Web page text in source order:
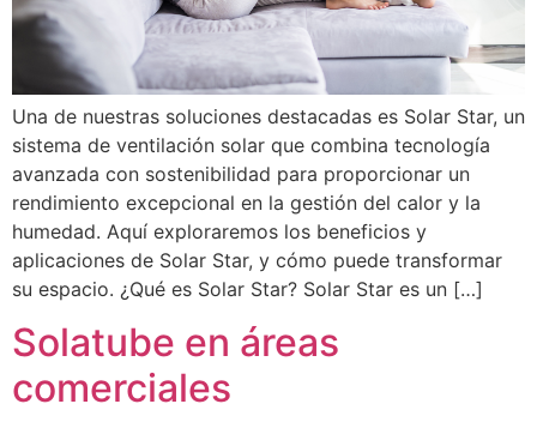
Una de nuestras soluciones destacadas es Solar Star, un
sistema de ventilación solar que combina tecnología
avanzada con sostenibilidad para proporcionar un
rendimiento excepcional en la gestión del calor y la
humedad. Aquí exploraremos los beneficios y
aplicaciones de Solar Star, y cómo puede transformar
su espacio. ¿Qué es Solar Star? Solar Star es un […]
Solatube en áreas
comerciales